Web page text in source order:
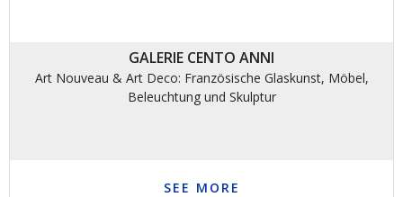
GALERIE CENTO ANNI
Art Nouveau & Art Deco: Französische Glaskunst, Möbel,
Beleuchtung und Skulptur
SEE MORE